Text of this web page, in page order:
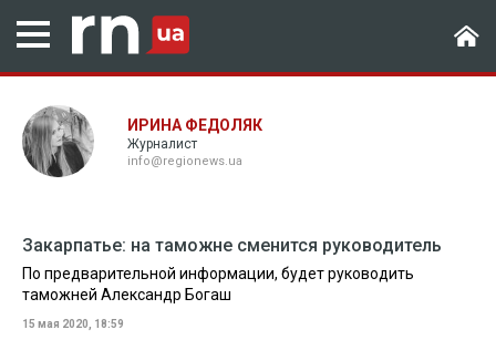
ИРИНА ФЕДОЛЯК
Журналист
info@regionews.ua
Закарпатье: на таможне сменится руководитель
По предварительной информации, будет руководить
таможней Александр Богаш
15 мая 2020, 18:59